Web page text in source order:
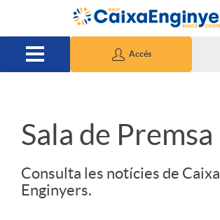
Salta al contingut principal
Accés
S
Sala de Premsa
Consulta les notícies de Caixa
Enginyers.